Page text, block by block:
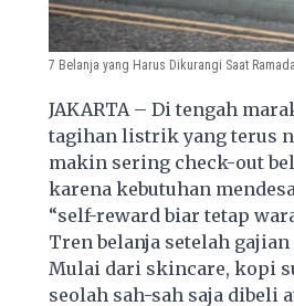
7 Belanja yang Harus Dikurangi Saat
JAKARTA – Di tengah
tagihan listrik yang terus
makin sering check-out
karena kebutuhan
“self-reward biar tetap
Tren belanja setelah
Mulai dari skincare, kopi
seolah sah-sah saja dibeli